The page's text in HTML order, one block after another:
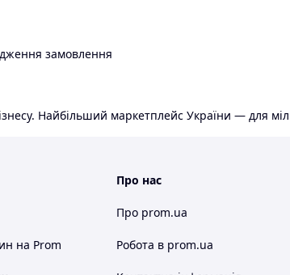
замовлення
Найбільший маркетплейс України — для
на Prom
Про нас
Про prom.ua
Робота в prom.ua